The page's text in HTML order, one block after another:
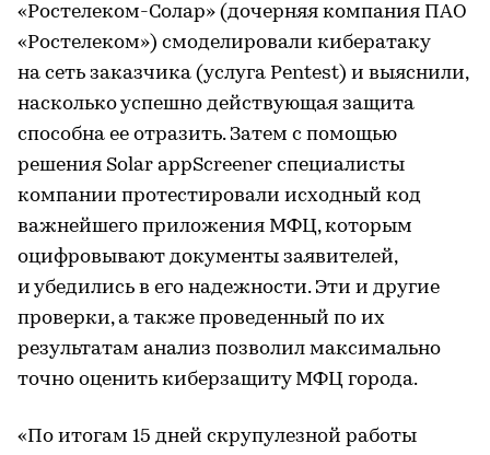
«Ростелеком-Солар» (дочерняя компания ПАО
«Ростелеком») смоделировали кибератаку
на сеть заказчика (услуга Pentest) и выяснили,
насколько успешно действующая защита
способна ее отразить. Затем с помощью
решения Solar appScreener специалисты
компании протестировали исходный код
важнейшего приложения МФЦ, которым
оцифровывают документы заявителей,
и убедились в его надежности. Эти и другие
проверки, а также проведенный по их
результатам анализ позволил максимально
точно оценить киберзащиту МФЦ города.
«По итогам 15 дней скрупулезной работы